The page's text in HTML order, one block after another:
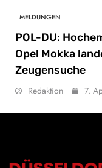
MELDUNGEN
POL-DU:
Opel Mokka
Zeugensuche
Redaktion 7.